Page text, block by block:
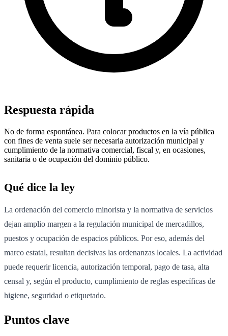
Respuesta rápida
No de forma espontánea. Para colocar productos en la vía pública
con fines de venta suele ser necesaria autorización municipal y
cumplimiento de la normativa comercial, fiscal y, en ocasiones,
sanitaria o de ocupación del dominio público.
Qué dice la ley
La ordenación del comercio minorista y la normativa de servicios
dejan amplio margen a la regulación municipal de mercadillos,
puestos y ocupación de espacios públicos. Por eso, además del
marco estatal, resultan decisivas las ordenanzas locales. La actividad
puede requerir licencia, autorización temporal, pago de tasa, alta
censal y, según el producto, cumplimiento de reglas específicas de
higiene, seguridad o etiquetado.
Puntos clave